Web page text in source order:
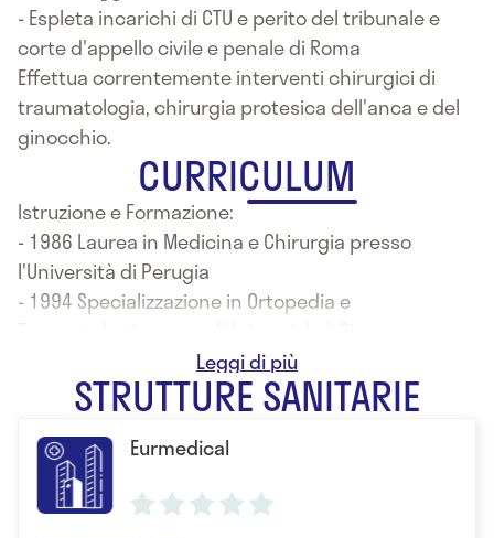
- Espleta incarichi di CTU e perito del tribunale e
corte d'appello civile e penale di Roma
Effettua correntemente interventi chirurgici di
traumatologia, chirurgia protesica dell'anca e del
ginocchio.
CURRICULUM
Istruzione e Formazione:
- 1986 Laurea in Medicina e Chirurgia presso
l'Università di Perugia
- 1994 Specializzazione in Ortopedia e
- 2003 Specializzazione in Medicina Legale e delle
Assicurazioni presso l'Università "Tor Vergata" di
STRUTTURE SANITARIE
Eurmedical